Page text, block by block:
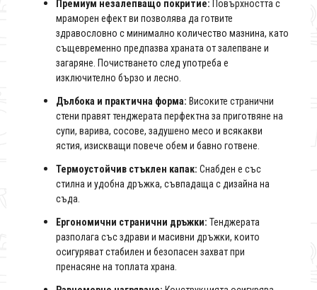
Премиум незалепващо покритие: Повърхността с
мраморен ефект ви позволява да готвите
здравословно с минимално количество мазнина, като
същевременно предпазва храната от залепване и
загаряне. Почистването след употреба е
изключително бързо и лесно.
Дълбока и практична форма: Високите странични
стени правят тенджерата перфектна за приготвяне на
супи, варива, сосове, задушено месо и всякакви
ястия, изискващи повече обем и бавно готвене.
Термоустойчив стъклен капак: Снабден е със
стилна и удобна дръжка, съвпадаща с дизайна на
съда.
Ергономични странични дръжки: Тенджерата
разполага със здрави и масивни дръжки, които
осигуряват стабилен и безопасен захват при
пренасяне на топлата храна.